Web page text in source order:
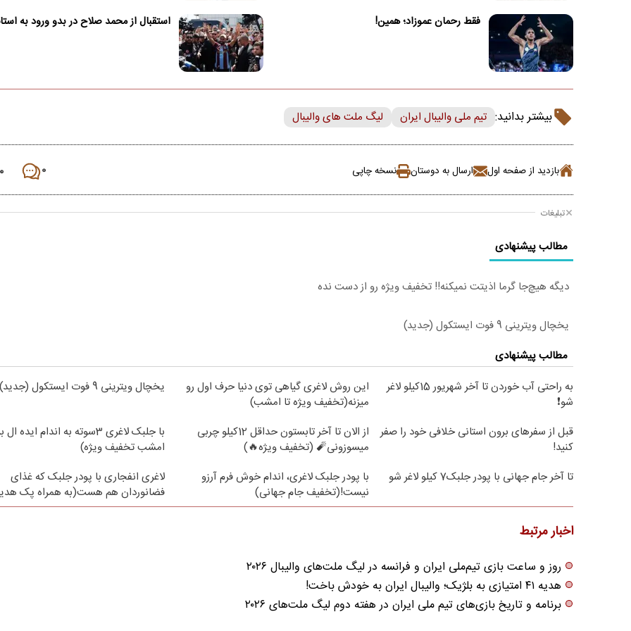
فقط رحمان عموزاد؛ همین! استقبال از محمد صلاح در بدو ورود به
بیشتر بدانید: تیم ملی والیبال ایران لیگ ملت های والیبال
بازدید از صفحه اول ارسال به دوستان نسخه چاپی ۰ ۰
تبلیغات
مطالب پیشنهادی
دیگه هیچ‌جا گرما اذیتت نمیکنه!! تخفیف ویژه رو از دست نده
یخچال ویترینی 9 فوت ایستکول (جدید)
مطالب پیشنهادی
به راحتی آب خوردن تا آخر شهریور 15کیلو لاغر
شو❗
این روش لاغری گیاهی توی دنیا حرف اول رو
میزنه(تخفیف ویژه تا امشب)
یخچال ویترینی 9 فوت ایستکول (جدید)
قبل از سفرهای برون استانی خلافی خود را صفر
کنید!
از الان تا آخر تابستون حداقل 12کیلو چربی
میسوزونی🧨 (تخفیف ویژه🔥)
با جلبک لاغری 3سوته به اندام
امشب تخفیف ویژه)
تا آخر جام جهانی با پودر جلبک7 کیلو لاغر شو
با پودر جلبک لاغری، اندام خوش فرم آرزو
نیست!(تخفیف جام جهانی)
لاغری انفجاری با پودر جلبک که غذای
فضانوردان هم هست(به همراه پک
اخبار مرتبط
روز و ساعت بازی تیم‌ملی ایران و فرانسه در لیگ ملت‌های والیبال ۲۰۲۶
هدیه ۴۱ امتیازی به بلژیک؛ والیبال ایران به خودش باخت!
برنامه و تاریخ بازی‌های تیم ملی ایران در هفته دوم لیگ ملت‌های ۲۰۲۶